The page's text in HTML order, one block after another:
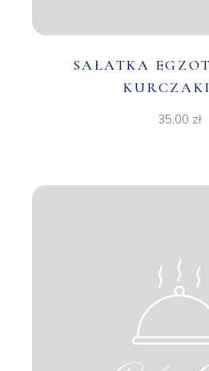
SAŁATKA
35,00 zł